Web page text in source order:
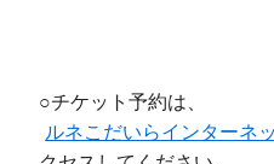
○チケット予約は、
ルネこだいらインターネ